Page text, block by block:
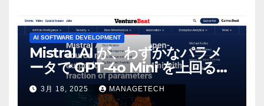
AI SOFTWARE DEVELOPMENT
Mistral AI が、わずかなパラメ
ータで GPT-4o Mini を上回る新
しいオープンソース モデルをリ
リース | VentureBeat
3月 18, 2025 MANAGETECH